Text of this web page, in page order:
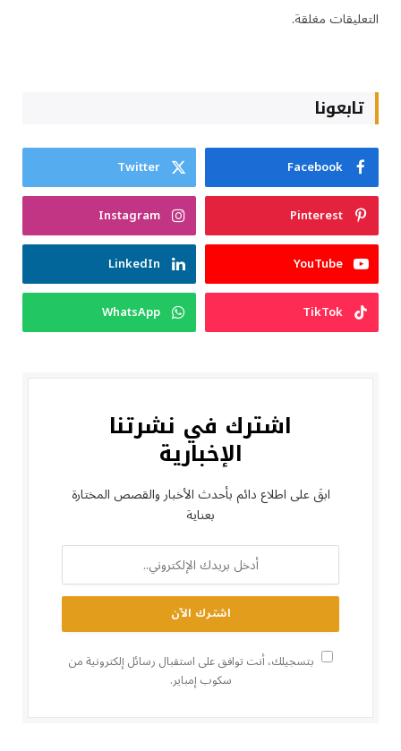
التعليقات مغلقة.
تابعونا
Facebook
Twitter
Pinterest
Instagram
YouTube
LinkedIn
TikTok
WhatsApp
اشترك في نشرتنا
الإخبارية
ابقَ على اطلاع دائم بأحدث الأخبار والقصص المختارة
بعناية
بتسجيلك، أنت توافق على استقبال رسائل إلكترونية من
سكوب إمباير.